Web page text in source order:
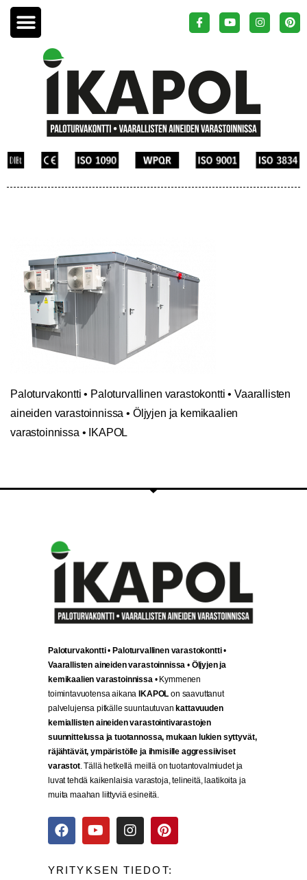
Paloturvakontti • Paloturvallinen varastokontti • Vaarallisten
aineiden varastoinnissa • Öljyjen ja kemikaalien
varastoinnissa • IKAPOL
Paloturvakontti•Paloturvallinen varastokontti•
Vaarallisten aineiden varastoinnissa •Öljyjen ja
kemikaalien varastoinnissa • Kymmenen
toimintavuotensa aikanaIKAPOL on saavuttanut
palvelujensa pitkälle suuntautuvankattavuuden
kemiallisten aineiden varastointivarastojen
suunnittelussa ja tuotannossa, mukaan lukien syttyvät,
räjähtävät, ympäristölle ja ihmisille aggressiiviset
varastot. Tällä hetkellä meillä on tuotantovalmiudet ja
luvat tehdä kaikenlaisia varastoja, telineitä, laatikoita ja
muita maahan liittyviä esineitä.
YRITYKSEN TIEDOT: